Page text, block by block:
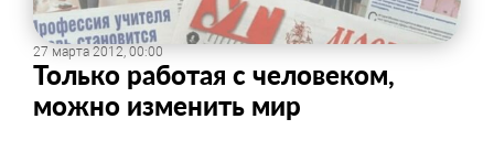
27 марта 2012, 00:00
Только работая с человеком,
можно изменить мир